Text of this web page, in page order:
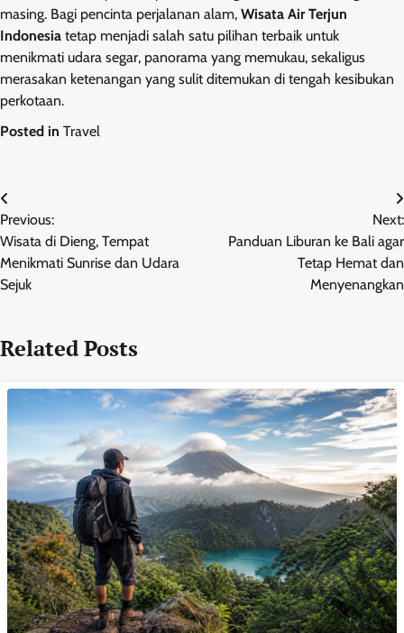
masing. Bagi pencinta perjalanan alam, Wisata Air Terjun
Indonesia tetap menjadi salah satu pilihan terbaik untuk
menikmati udara segar, panorama yang memukau, sekaligus
merasakan ketenangan yang sulit ditemukan di tengah kesibukan
perkotaan.
Posted in Travel
Post
navigation
Previous:
Wisata di Dieng, Tempat
Menikmati Sunrise dan Udara
Sejuk
Next:
Panduan Liburan ke Bali agar
Tetap Hemat dan
Menyenangkan
Related Posts